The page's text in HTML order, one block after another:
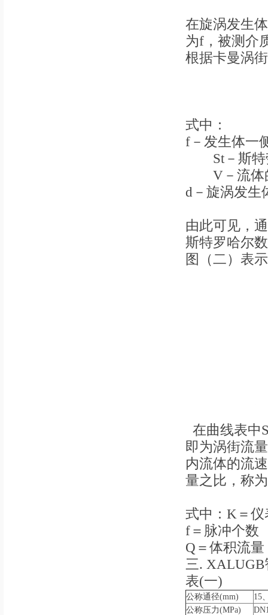
在旋涡发生
为f，被测介
根据卡曼涡
式中：
f－发生体一
St－斯特
V－流体
d－旋涡发生
由此可见，
斯特罗哈尔
图（二）表
在曲线表中
即为涡街流
内流体的流
量之比，称
式中：K＝仪
f＝脉冲个数
Q＝体积流量
三.
表(一)
公称通径(mm)
15
公称压力(MPa)